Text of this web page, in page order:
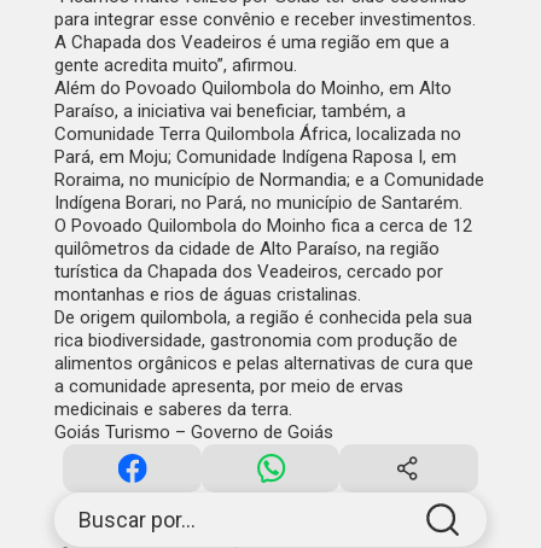
Buscar por...
para integrar esse convênio e receber investimentos.
A Chapada dos Veadeiros é uma região em que a
gente acredita muito”, afirmou.
Além do Povoado Quilombola do Moinho, em Alto
Paraíso, a iniciativa vai beneficiar, também, a
Comunidade Terra Quilombola África, localizada no
Pará, em Moju; Comunidade Indígena Raposa I, em
Roraima, no município de Normandia; e a Comunidade
Indígena Borari, no Pará, no município de Santarém.
O Povoado Quilombola do Moinho fica a cerca de 12
quilômetros da cidade de Alto Paraíso, na região
turística da Chapada dos Veadeiros, cercado por
montanhas e rios de águas cristalinas.
De origem quilombola, a região é conhecida pela sua
rica biodiversidade, gastronomia com produção de
alimentos orgânicos e pelas alternativas de cura que
a comunidade apresenta, por meio de ervas
medicinais e saberes da terra.
Goiás Turismo – Governo de Goiás